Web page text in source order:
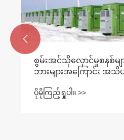
စွမ်းအင်သိုလှောင်မှုစနစ်မ
ဘားများအကြောင်း အသိ
ပိုမိုကြည့်ရှုပါ။ >>
